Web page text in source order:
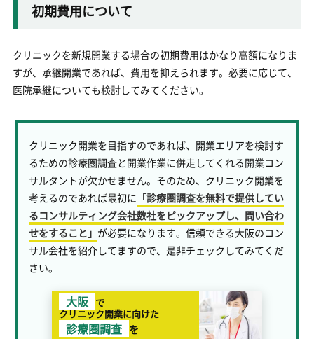
初期費用について
クリニックを新規開業する場合の初期費用はかなり高額になりま
すが、承継開業であれば、費用を抑えられます。必要に応じて、
医院承継についても検討してみてください。
クリニック開業を目指すのであれば、開業エリアを検討す
るための診療圏調査と開業作業に併走してくれる開業コン
サルタントが欠かせません。そのため、クリニック開業を
考えるのであれば最初に 「診療圏調査を無料で提供してい
るコンサルティング会社数社をピックアップし、問い合わ
せをすること」 が必要になります。信頼できる大阪のコン
サル会社を紹介してますので、是非チェックしてみてくだ
さい。
大阪 で
クリニック開業に向けた
診療圏調査 を